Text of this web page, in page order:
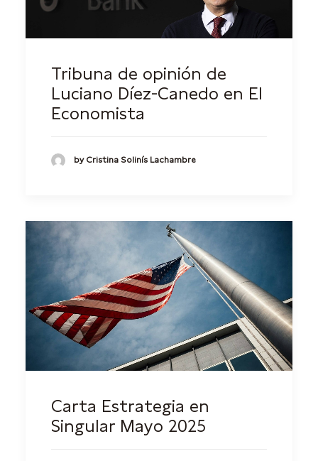
Tribuna de opinión de
Luciano Díez-Canedo en El
Economista
by Cristina Solinís Lachambre
Carta Estrategia en
Singular Mayo 2025